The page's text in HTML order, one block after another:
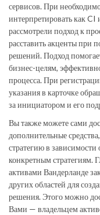
сервисов. При
интерпретировать как CI
рассмотрели подход к
расставить акценты при
решений. Подход
бизнес-целям,
процесса. При
указания в карточке
за инициатором и его
Вы также можете сами
дополнительные
стратегию в
конкретным стратегиям.
активами Вандерланде
других областей для
решения. Этого можно
Вами — владельцем